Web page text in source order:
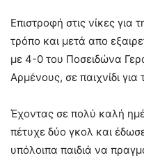
Επιστροφή στις νίκες για
τρόπο και μετά απο
με 4-0 του Ποσειδώνα
Αρμένους, σε παιχνίδι για
Έχοντας σε πολύ καλή
πέτυχε δύο γκολ και
υπόλοιπα παιδιά να